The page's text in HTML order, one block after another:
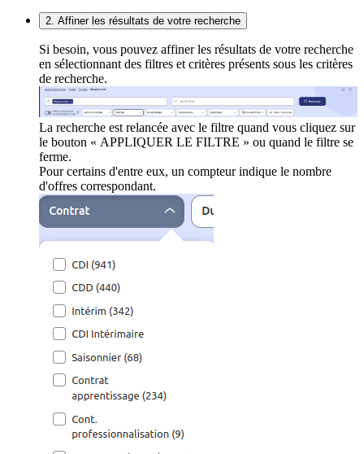
2. Affiner les résultats de votre recherche
Si besoin, vous pouvez affiner les résultats de votre recherche
en sélectionnant des filtres et critères présents sous les critères
de recherche.
La recherche est relancée avec le filtre quand vous cliquez sur
le bouton « APPLIQUER LE FILTRE » ou quand le filtre se
ferme.
Pour certains d'entre eux, un compteur indique le nombre
d'offres correspondant.